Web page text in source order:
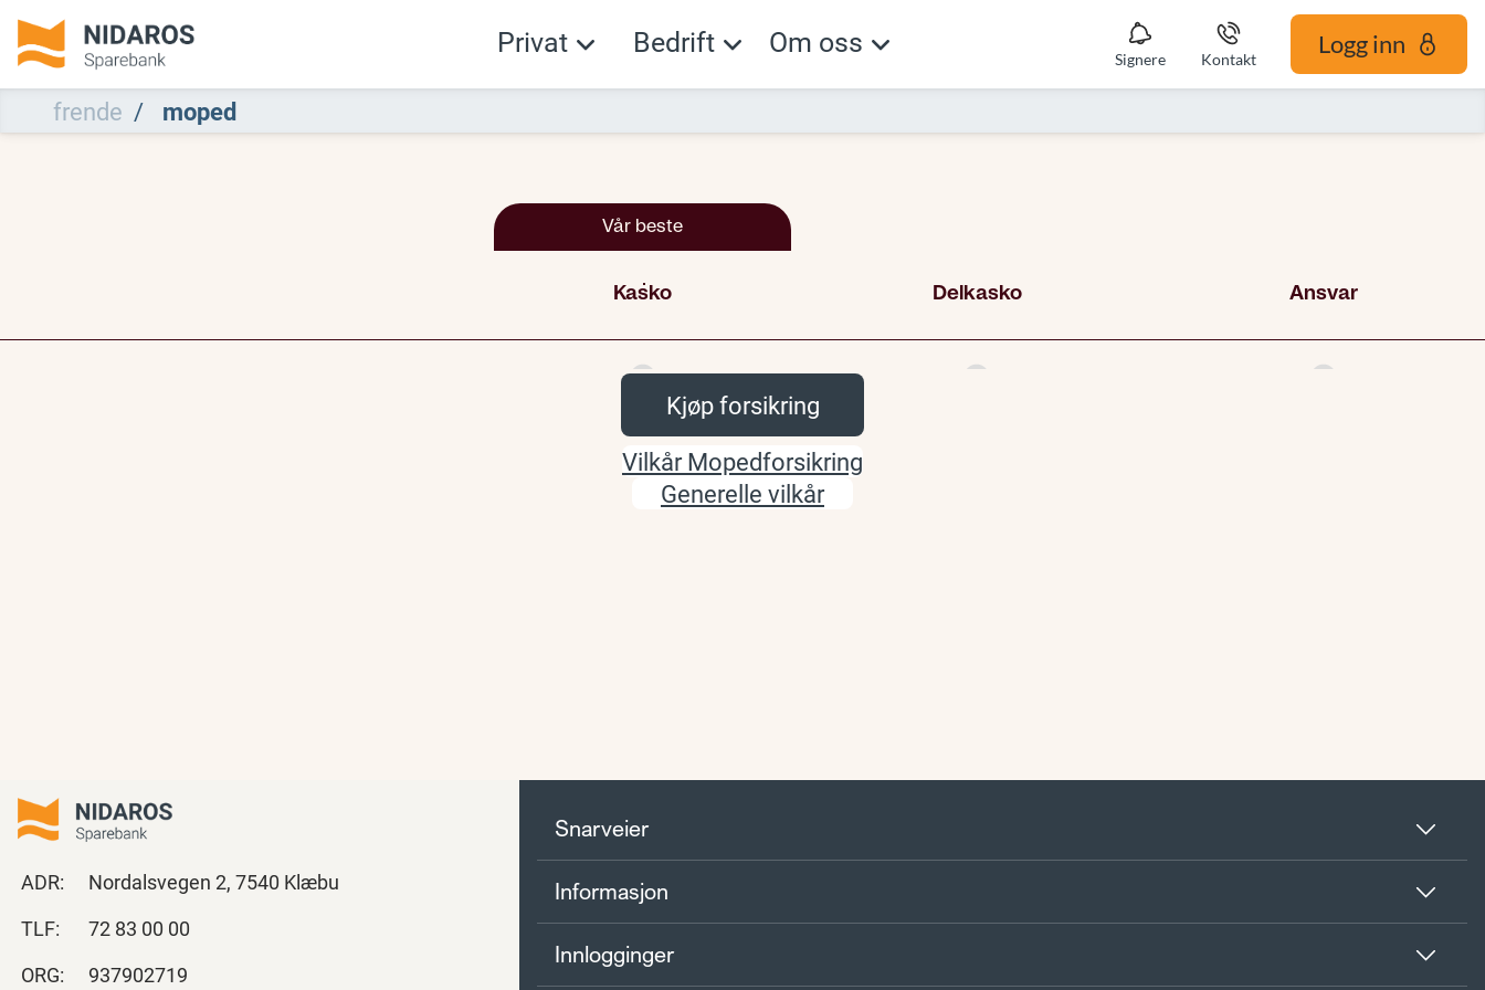
frende moped
Privat Bedrift Om oss Signere Kontakt
Logg inn
Kjøp forsikring
Vilkår Mopedforsikring
Generelle vilkår
Snarveier
Informasjon
Innlogginger
ADR:
Nordalsvegen 2, 7540 Klæbu
TLF:
72 83 00 00
ORG:
937902719